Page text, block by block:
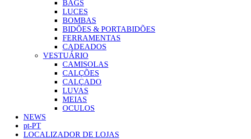
BAGS
LUCES
BOMBAS
BIDÕES & PORTABIDÕES
FERRAMENTAS
CADEADOS
VESTUÁRIO
CAMISOLAS
CALÇÕES
CALÇADO
LUVAS
MEIAS
OCULOS
NEWS
pt-PT
LOCALIZADOR DE LOJAS